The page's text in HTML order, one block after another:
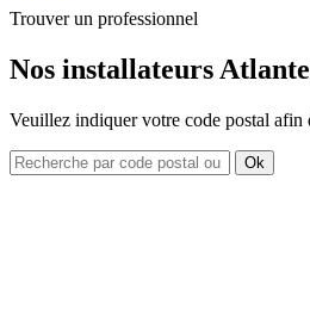
Trouver un professionnel
Nos installateurs
Veuillez indiquer votre code postal afin
Ok